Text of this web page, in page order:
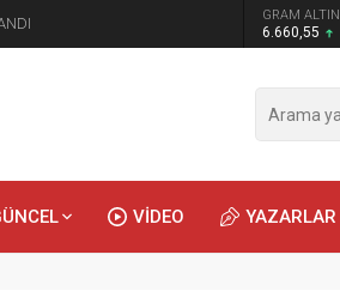
GRAM ALTIN
6.660,55
VİDEO YAZARLAR